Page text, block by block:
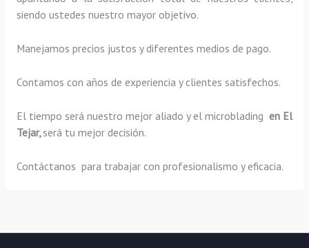
siendo ustedes nuestro mayor objetivo.
Manejamos precios justos y diferentes medios de pago.
Contamos con años de experiencia y clientes satisfechos.
El tiempo será nuestro mejor aliado y elmicroblading en El
Tejar, será tu mejor decisión.
Contáctanos para trabajar con profesionalismo y eficacia.